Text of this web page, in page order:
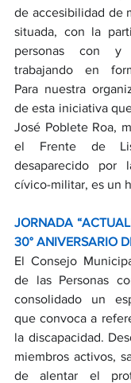
de accesibilidad de
situada, con la
personas con y
trabajando en
Para nuestra
de esta iniciativa
José Poblete Roa,
el Frente de
desaparecido por
cívico-militar, es un
JORNADA
30° ANIVERSARIO
El Consejo
de las Personas
consolidado un
que convoca a
la discapacidad.
miembros activos,
de alentar el